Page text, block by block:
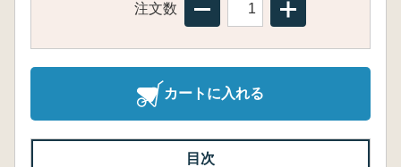
注文数
カートに入れる
目次